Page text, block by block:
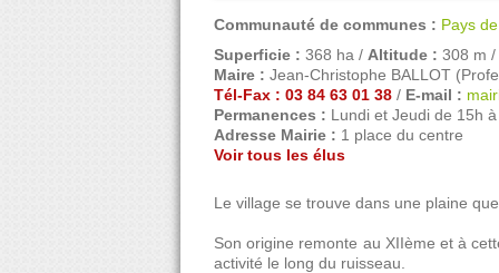
Communauté de communes : Pays
Superficie : 368 ha / Altitude : 308 m /
Maire : Jean-Christophe BALLOT
Tél-Fax : 03 84 63 01 38 / E-mail :
Permanences : Lundi et Jeudi de 15h
Adresse Mairie : 1 place du centre
Voir tous les élus
Le village se trouve dans une plaine
Son origine remonte au XIIème et à
activité le long du ruisseau.